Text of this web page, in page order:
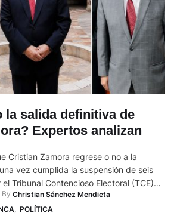
la salida definitiva de
Expertos analizan
Cristian Zamora regrese o no a la
vez cumplida la suspensión de seis
Tribunal Contencioso Electoral (TCE)
divididos. La sanción, derivada de
política de género, suspendió los
By Christian Sánchez Mendieta
POLÍTICA